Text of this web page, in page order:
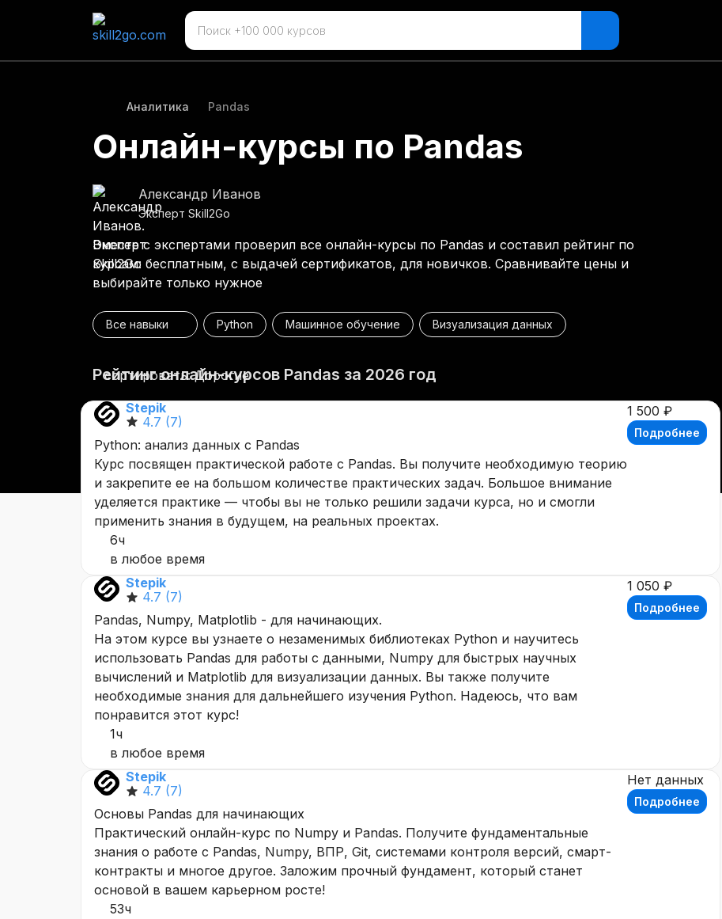
Аналитика Pandas
Онлайн-курсы по Pandas
Александр Иванов
Эксперт Skill2Go
Вместе с экспертами проверил все онлайн-курсы по Pandas и составил рейтинг по
курсам: бесплатным, с выдачей сертификатов, для новичков. Сравнивайте цены и
выбирайте только нужное
Все навыки Python Машинное обучение Визуализация данных
Рейтинг онлайн-курсов Pandas за 2026 год
сортировать: Дорогие
Stepik
4.7 (7)
Python: анализ данных с Pandas
Курс посвящен практической работе с Pandas. Вы получите необходимую теорию
и закрепите ее на большом количестве практических задач. Большое внимание
уделяется практике — чтобы вы не только решили задачи курса, но и смогли
применить знания в будущем, на реальных проектах.
6ч
в любое время
1 500 ₽
Подробнее
Stepik
4.7 (7)
Pandas, Numpy, Matplotlib - для начинающих.
На этом курсе вы узнаете о незаменимых библиотеках Python и научитесь
использовать Pandas для работы с данными, Numpy для быстрых научных
вычислений и Matplotlib для визуализации данных. Вы также получите
необходимые знания для дальнейшего изучения Python. Надеюсь, что вам
понравится этот курс!
1ч
в любое время
1 050 ₽
Подробнее
Stepik
4.7 (7)
Основы Pandas для начинающих
Практический онлайн-курс по Numpy и Pandas. Получите фундаментальные
знания о работе с Pandas, Numpy, ВПР, Git, системами контроля версий, смарт-
контракты и многое другое. Заложим прочный фундамент, который станет
основой в вашем карьерном росте!
53ч
Нет данных
Подробнее